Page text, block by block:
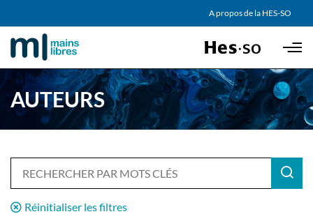
Skip to main content
A propos de la HES-SO
PARTENAIRES
AUTEURS
Réinitialiser les filtres